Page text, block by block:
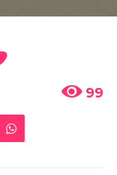
99